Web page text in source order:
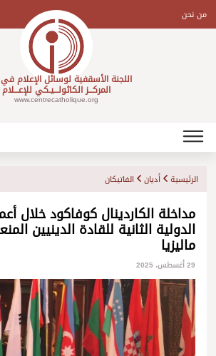
contentمن نحن
اللجنة الأسقفية لوسائل الإعلام في
المركـــز الكاثولـــيـكي للإعـــلام
www.centrecatholique.org
الرئيسية أديان الفاتيكان
مداخلة الكاردينال كوفاكود خلال
الدولية الثانية للقادة الدينيين
ماليزيا
29 أغسطس، 2025